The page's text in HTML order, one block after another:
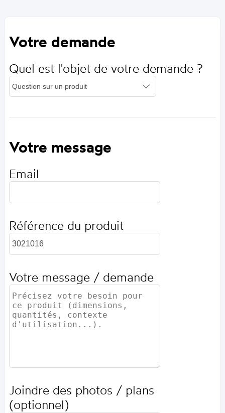
Votre demande
Quel est l'objet de votre demande ?
Votre message
Email
Référence du produit
Votre message / demande
Joindre des photos / plans
(optionnel)